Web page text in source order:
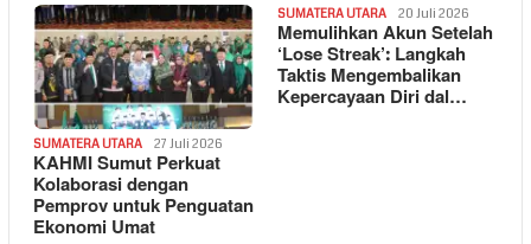
SUMATERA UTARA 27 Juli 2026
KAHMI Sumut Perkuat
Kolaborasi dengan
Pemprov untuk Penguatan
Ekonomi Umat
SUMATERA UTARA 20 Juli 2026
Memulihkan Akun Setelah
‘Lose Streak’: Langkah
Taktis Mengembalikan
Kepercayaan Diri dal…